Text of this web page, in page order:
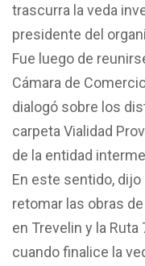
trascurra la veda
presidente del
Fue luego de
Cámara de
dialogó sobre los
carpeta Vialidad
de la entidad
En este sentido,
retomar las obras
en Trevelin y la
cuando finalice la